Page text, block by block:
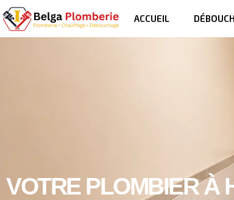
ACCUEIL
VOTRE PLOMBIER À